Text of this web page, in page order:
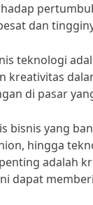
dan
teknologi
kreativitas
di pasar
bisnis yang
hingga
adalah
dapat